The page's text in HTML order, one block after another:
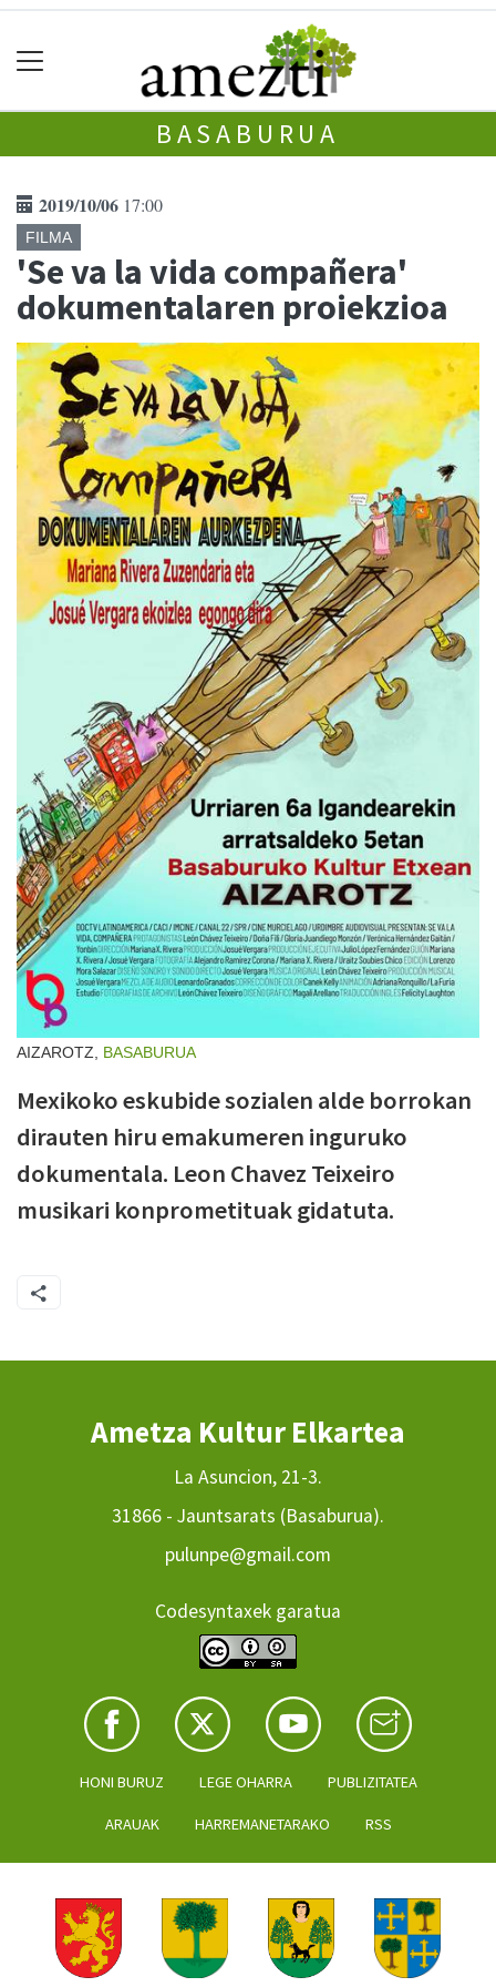
BASABURUA
2019/10/06 17:00
FILMA
'Se va la vida compañera'
dokumentalaren proiekzioa
AIZAROTZ, BASABURUA
Mexikoko eskubide sozialen alde borrokan
dirauten hiru emakumeren inguruko
dokumentala. Leon Chavez Teixeiro
musikari konprometituak gidatuta.
Ametza Kultur Elkartea
La Asuncion, 21-3.
31866 - Jauntsarats (Basaburua).
pulunpe@gmail.com
Codesyntaxek garatua
HONI BURUZ LEGE OHARRA PUBLIZITATEA
ARAUAK HARREMANETARAKO RSS